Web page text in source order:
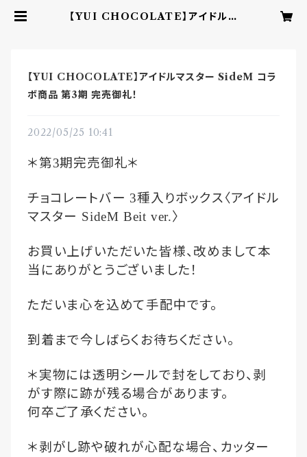
【YUI CHOCOLATE】アイドルマ
【YUI CHOCOLATE】アイドルマスター SideM コラ
ボ商品 第3期 完売御礼！
2022/05/25 10:41
＊第3期完売御礼＊
チョコレートバー 3種入りボックス〈アイドル
マスター SideM Beit ver.〉
お買い上げいただいた皆様、改めまして本
当にありがとうございました！
ただいま心を込めて手配中です。
到着まで今しばらくお待ちください。
＊実物には透明シールで封をしており、剥
がす際に跡が残る場合があります。
何卒ご了承ください。
＊剥がし跡や破れが心配な場合、カッター